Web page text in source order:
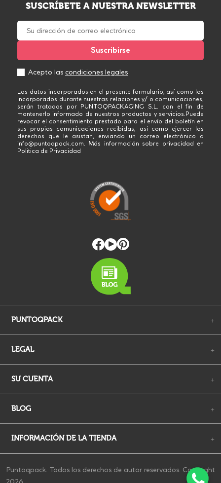
SUSCRÍBETE A NUESTRA NEWSLETTER
Acepto las condiciones legales
Los datos incorporados en el presente formulario, así como los
incorporados durante nuestras relaciones y/ o comunicaciones,
serán tratados por PUNTOQPACKAGING S.L. con el fin de
mantenerlo informado de nuestros productos y servicios.Puede
revocar el consentimiento prestado para el envío del boletín en
sus propias comunicaciones recibidas, así como ejercer los
derechos que le asistan, enviando un correo electrónico a
info@puntoqpack.com. Más información sobre privacidad en
Politica de Privacidad
PUNTOQPACK +
LEGAL +
SU CUENTA +
BLOG +
INFORMACIÓN DE LA TIENDA +
Puntoqpack. Todos los derechos de autor reservados. Copyright